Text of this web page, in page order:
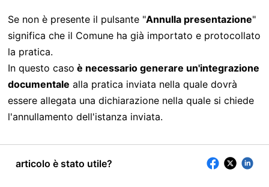
Se non è presente il pulsante "Annulla presentazione"
significa che il Comune ha già importato e protocollato
la pratica.
In questo caso è necessario generare un'integrazione
documentale alla pratica inviata nella quale dovrà
essere allegata una dichiarazione nella quale si chiede
l'annullamento dell'istanza inviata.
articolo è stato utile?